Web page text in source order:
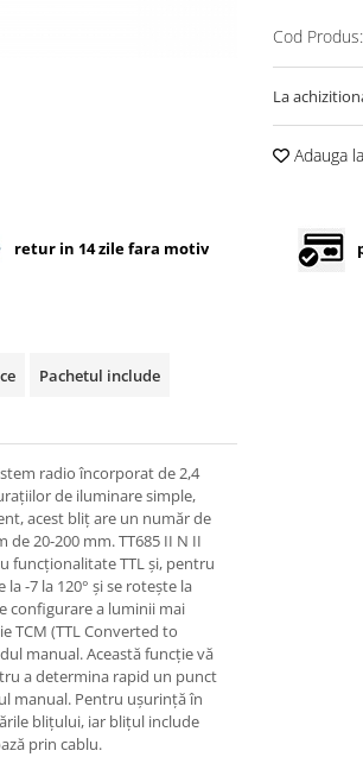
Cod Produs:
La
Adauga
retur in 14 zile fara motiv
Pachetul include
radio încorporat de 2,4
de iluminare simple,
acest bliț are un număr de
20-200 mm. TT685 II N II
funcționalitate TTL și, pentru
-7 la 120° și se rotește la
configurare a luminii mai
TCM (TTL Converted to
manual. Această funcție vă
a determina rapid un punct
manual. Pentru ușurință în
blițului, iar blițul include
prin cablu.